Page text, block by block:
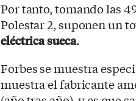
Por tanto, tomando las
Polestar 2, suponen un
eléctrica sueca.
Forbes se muestra
muestra el fabricante